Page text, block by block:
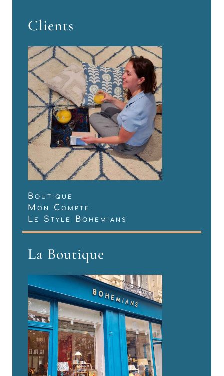
Clients
Boutique
Mon Compte
Le Style Bohemians
La Boutique